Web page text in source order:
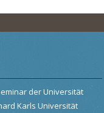
der Universität
Karls Universität